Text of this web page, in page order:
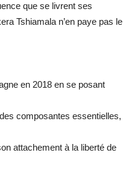
que se livrent ses
Tshiamala n’en paye pas le
en 2018 en se posant
composantes essentielles,
attachement à la liberté de